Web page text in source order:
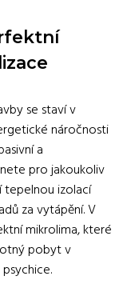
se staví v
náročnosti
a
pro jakoukoliv
tepelnou izolací
za vytápění. V
mikrolima, které
pobyt v